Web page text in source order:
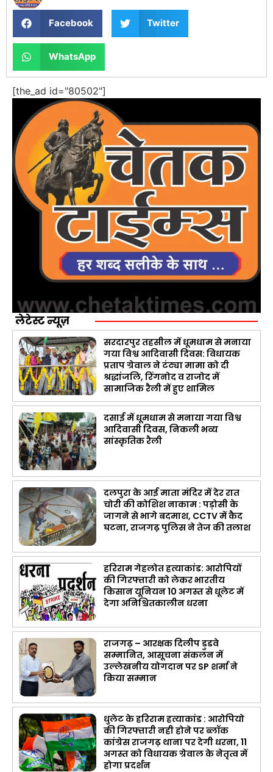
Facebook Twitter
WhatsApp
[the_ad id="80502"]
लेटेस्ट न्यूज़
सरदारपुर तहसील में धूमधाम से मनाया
गया विश्व आदिवासी दिवस: विधायक
प्रताप ग्रेवाल ने टंट्या मामा को दी
श्रद्धांजलि, रिंगनोद व राजोद में
सामाजिक रैली में हुए शामिल
दसाई में धूमधाम से मनाया गया विश्व
आदिवासी दिवस, निकली भव्य
सांस्कृतिक रैली
दलपुरा के आई माता मंदिर में देर रात
चोरी की कोशिश नाकाम : पड़ोसी के
जागने से भागे बदमाश, CCTV में कैद
घटना, राजगढ़ पुलिस ने तेज की तलाश
हरिराम गेहलोत हत्याकांड: आरोपियों
की गिरफ्तारी को लेकर भारतीय
किसान यूनियन 10 अगस्त से धूलेट में
देगा अनिश्चितकालीन धरना
राजगढ़ – आरक्षक दिलीप डुडवे
सम्मानित, आसूचना संकलन में
उल्लेखनीय योगदान पर SP शर्मा ने
किया सम्मान
धुलेट के हरिराम हत्याकांड : आरोपियो
की गिरफ्तारी नही होने पर ब्लॉक
कांग्रेस राजगढ़ थाना पर देगी धरना, 11
अगस्त को विधायक ग्रेवाल के नेतृत्व में
होगा प्रदर्शन